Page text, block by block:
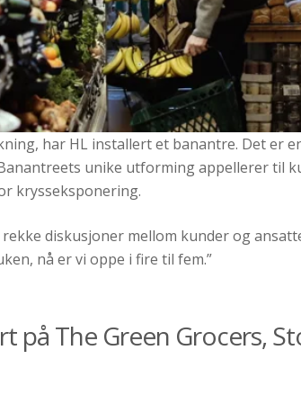
har HL installert et banantre. Det er
unike utforming appellerer til
krysseksponering.
diskusjoner mellom kunder og
nå er vi oppe i fire til fem.”
på The Green Grocers,